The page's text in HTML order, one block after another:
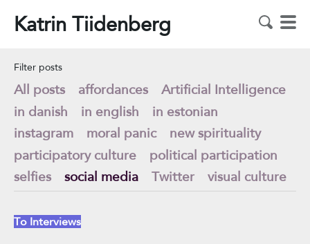
Katrin Tiidenberg
Filter posts
All posts affordances
Artificial Intelligence
in danish
in english
in estonian
instagram
moral panic
new spirituality
participatory culture
political participation
selfies
social media Twitter visual culture
To Interviews